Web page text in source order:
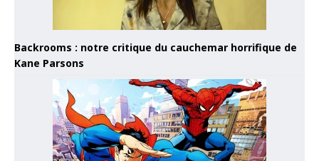
Backrooms : notre critique du cauchemar horrifique de
Kane Parsons